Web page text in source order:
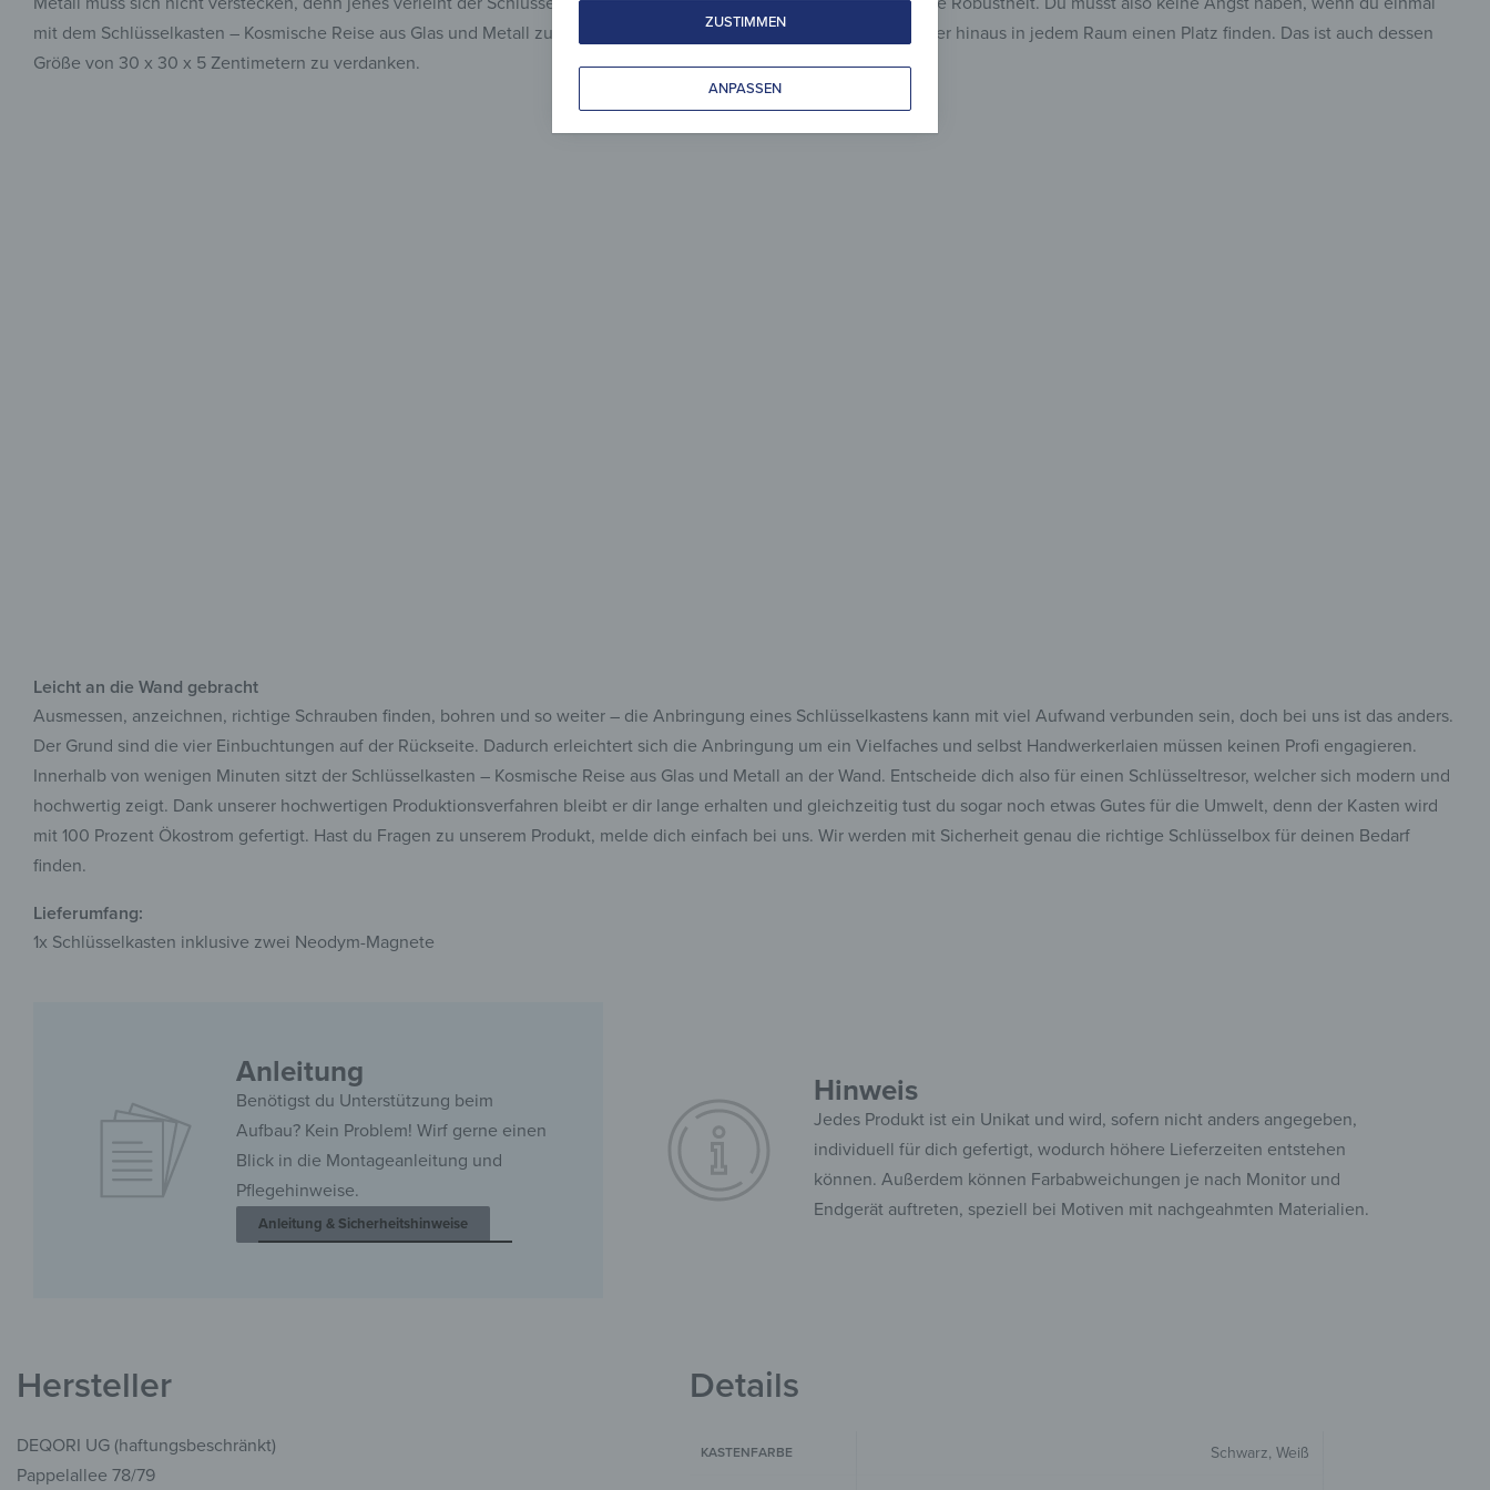
mit dem Schlüsselkasten – Kosmische Reise aus Glas und Metall zu grob umgehst. Er macht alles mit und kann darüber hinaus in jedem Raum einen Platz finden. Das ist auch dessen
Größe von 30 x 30 x 5 Zentimetern zu verdanken.
Leicht an die Wand gebracht
Ausmessen, anzeichnen, richtige Schrauben finden, bohren und so weiter – die Anbringung eines Schlüsselkastens kann mit viel Aufwand verbunden sein, doch bei uns ist das anders.
Der Grund sind die vier Einbuchtungen auf der Rückseite. Dadurch erleichtert sich die Anbringung um ein Vielfaches und selbst Handwerkerlaien müssen keinen Profi engagieren.
Innerhalb von wenigen Minuten sitzt der Schlüsselkasten – Kosmische Reise aus Glas und Metall an der Wand. Entscheide dich also für einen Schlüsseltresor, welcher sich modern und
hochwertig zeigt. Dank unserer hochwertigen Produktionsverfahren bleibt er dir lange erhalten und gleichzeitig tust du sogar noch etwas Gutes für die Umwelt, denn der Kasten wird
mit 100 Prozent Ökostrom gefertigt. Hast du Fragen zu unserem Produkt, melde dich einfach bei uns. Wir werden mit Sicherheit genau die richtige Schlüsselbox für deinen Bedarf
finden.
Lieferumfang:
1x Schlüsselkasten inklusive zwei Neodym-Magnete
Anleitung
Benötigst du Unterstützung beim
Aufbau? Kein Problem! Wirf gerne einen
Blick in die Montageanleitung und
Pflegehinweise.
Anleitung & Sicherheitshinweise
Hinweis
Jedes Produkt ist ein Unikat und wird, sofern nicht anders angegeben,
individuell für dich gefertigt, wodurch höhere Lieferzeiten entstehen
können. Außerdem können Farbabweichungen je nach Monitor und
Endgerät auftreten, speziell bei Motiven mit nachgeahmten Materialien.
Hersteller
DEQORI UG (haftungsbeschränkt)
Pappelallee 78/79
Details
KASTENFARBE Schwarz, Weiß
ZUSTIMMEN
ANPASSEN